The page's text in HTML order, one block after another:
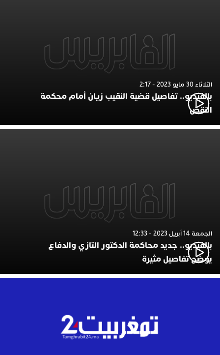
الثلاثاء 30 مايو 2023 - 2:17
بالفيديو.. تفاصيل قضية النقيب زيان أمام محكمة
النقض
الجمعة 14 أبريل 2023 - 12:33
بالفيديو.. جديد محاكمة الدكتور التازي والدفاع
يوضح تفاصيل مثيرة